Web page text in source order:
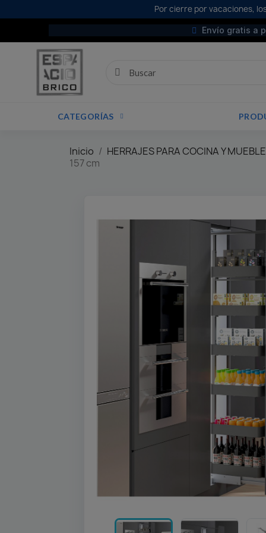
Por cierre por vacaciones,
Envío gratis a
CATEGORÍAS
Inicio
HERRAJES PARA COCINA Y
157 cm